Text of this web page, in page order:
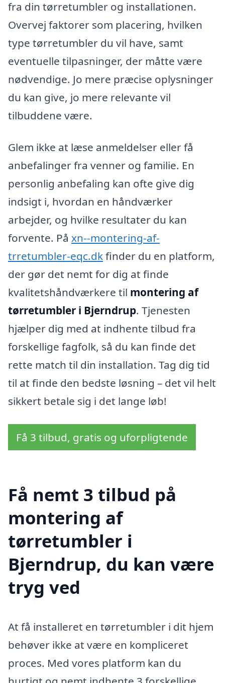
fra din tørretumbler og installationen.
Overvej faktorer som placering, hvilken
type tørretumbler du vil have, samt
eventuelle tilpasninger, der måtte være
nødvendige. Jo mere præcise oplysninger
du kan give, jo mere relevante vil
tilbuddene være.
Glem ikke at læse anmeldelser eller få
anbefalinger fra venner og familie. En
personlig anbefaling kan ofte give dig
indsigt i, hvordan en håndværker
arbejder, og hvilke resultater du kan
forvente. På xn--montering-af-
trretumbler-eqc.dkfinder du en platform,
der gør det nemt for dig at finde
kvalitetshåndværkere til montering af
tørretumbler i Bjerndrup. Tjenesten
hjælper dig med at indhente tilbud fra
forskellige fagfolk, så du kan finde det
rette match til din installation. Tag dig tid
til at finde den bedste løsning – det vil helt
sikkert betale sig i det lange løb!
Få 3 tilbud, gratis og uforpligtende
Få nemt 3 tilbud på
montering af
tørretumbler i
Bjerndrup, du kan være
tryg ved
At få installeret en tørretumbler i dit hjem
behøver ikke at være en kompliceret
proces. Med vores platform kan du